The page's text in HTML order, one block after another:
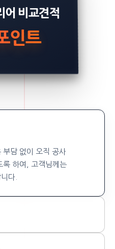
어 비교견적
인트
부담 없이 오직 공사
록 하여, 고객님께는
다.